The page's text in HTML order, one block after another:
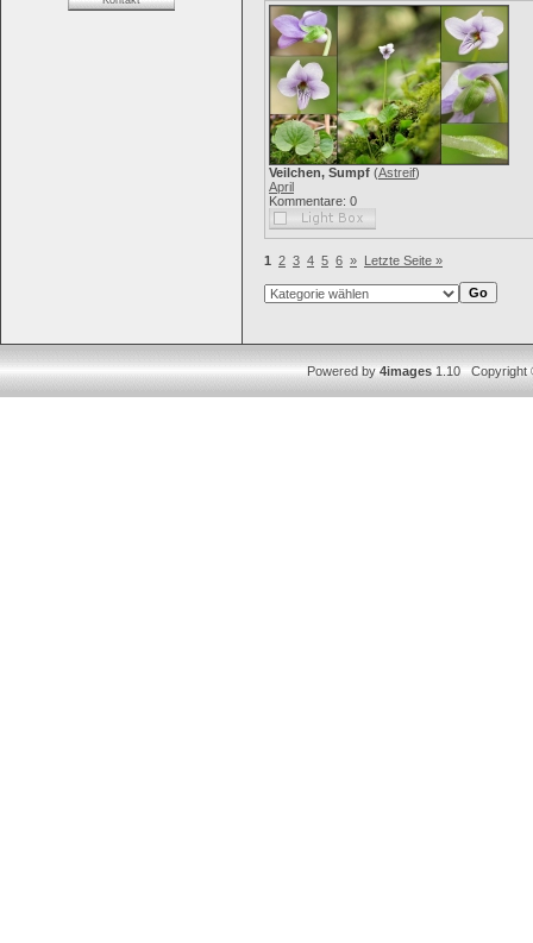
Veilchen, Sumpf (Astreif)
April
Kommentare: 0
1 2 3 4 5 6 » Letzte Seite »
Powered by4images1.10 Copyright